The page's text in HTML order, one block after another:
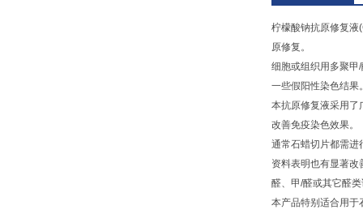
柠檬酸钠抗原修复液
原修复。
细胞或组织用多聚甲
一些假阳性染色结果
本抗原修复液采用了
改善免疫染色效果。
通常石蜡切片都需进
资料表明也有显著
醛、甲/醛或其它醛
本产品特别适合用于